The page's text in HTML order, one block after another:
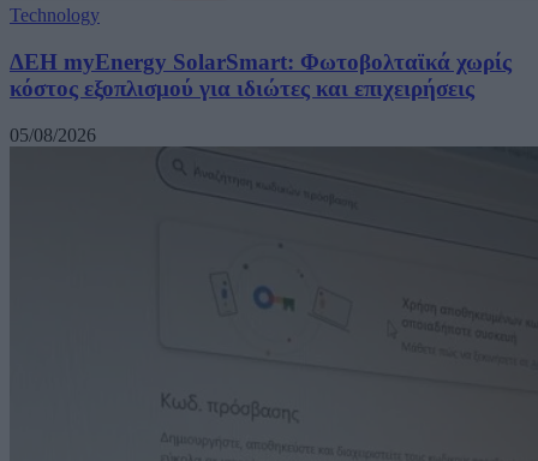
Technology
ΔΕΗ myEnergy SolarSmart: Φωτοβολταϊκά χωρίς
κόστος εξοπλισμού για ιδιώτες και επιχειρήσεις
05/08/2026